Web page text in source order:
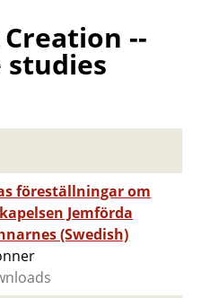
--
studies
föreställningar om
Jemförda
(Swedish)